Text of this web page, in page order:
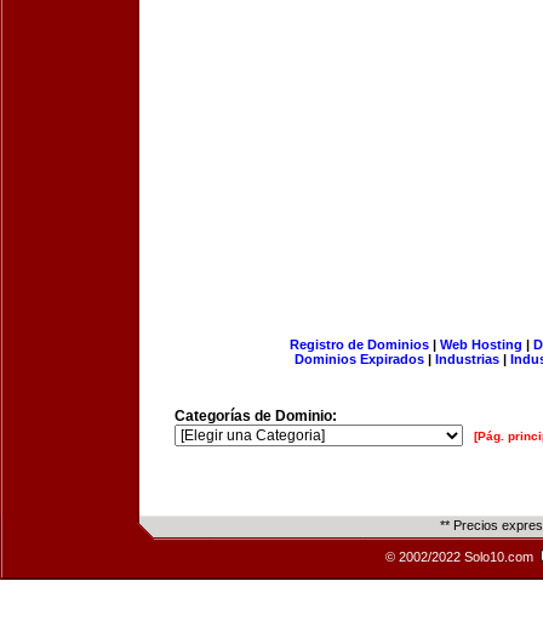
Registro de Dominios| Web Hosting |
Dominios Expirados | Industrias |
Categorías de Dominio:
[Pág.
** Precios
© 2002/2022 Solo10.com